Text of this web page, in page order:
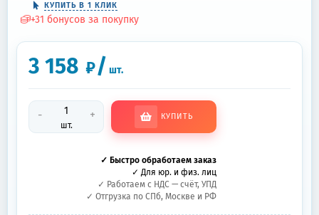
КУПИТЬ В 1 КЛИК
+31 бонусов за покупку
3 158 ₽/ шт.
-
шт.
+ КУПИТЬ
✓ Быстро обработаем заказ
✓ Для юр. и физ. лиц
✓ Работаем с НДС — счёт, УПД
✓ Отгрузка по СПб, Москве и РФ